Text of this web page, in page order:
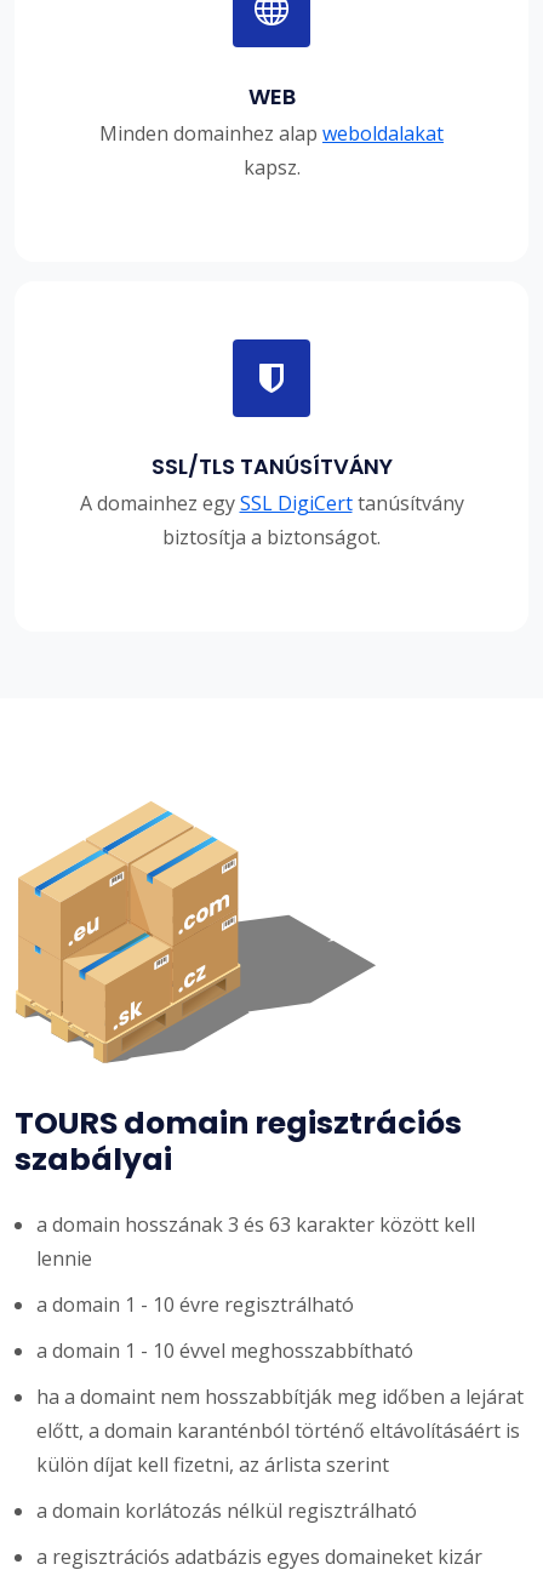
WEB
Minden domainhez alap weboldalakat
kapsz.
SSL/TLS TANÚSÍTVÁNY
A domainhez egySSL DigiCerttanúsítvány
biztosítja a biztonságot.
TOURS domain regisztrációs
szabályai
a domain hosszának 3 és 63 karakter között kell
lennie
a domain 1 - 10 évre regisztrálható
a domain 1 - 10 évvel meghosszabbítható
ha a domaint nem hosszabbítják meg időben a lejárat
előtt, a domain karanténból történő eltávolításáért is
külön díjat kell fizetni, az árlista szerint
a domain korlátozás nélkül regisztrálható
a regisztrációs adatbázis egyes domaineket kizár